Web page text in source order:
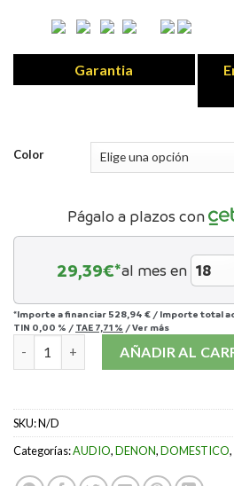
Garantia
Color
Págalo a plazos con
29,39€*al mes en
*Importe a financiar 528,94 € / Importe total
TIN 0,00 % / TAE 7,71 % /Ver más
DENON HOME 400 cantidad
AÑADIR AL
SKU:N/D
Categorías:AUDIO,DENON,DOMESTICO,